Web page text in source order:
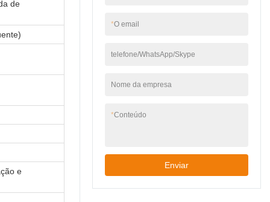
de
e
*O email
telefone/WhatsApp/Skype
Nome da empresa
*Conteúdo
Enviar